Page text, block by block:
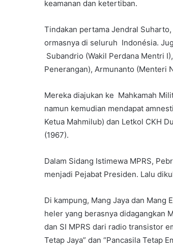
keamanan dan ketertiban.
Tindakan pertama Jendral
ormasnya di seluruh Indonésia.
Subandrio (Wakil Perdana Mentri
Penerangan), Armunanto (Menteri
Mereka diajukan ke Mahkamah
namun kemudian mendapat
Ketua Mahmilub) dan Letkol CKH
(1967).
Dalam Sidang Istimewa MPRS,
menjadi Pejabat Presiden. Lalu
Di kampung, Mang Jaya dan Mang
heler yang berasnya didagangkan
dan SI MPRS dari radio transistor
Tetap Jaya” dan “Pancasila Tetap